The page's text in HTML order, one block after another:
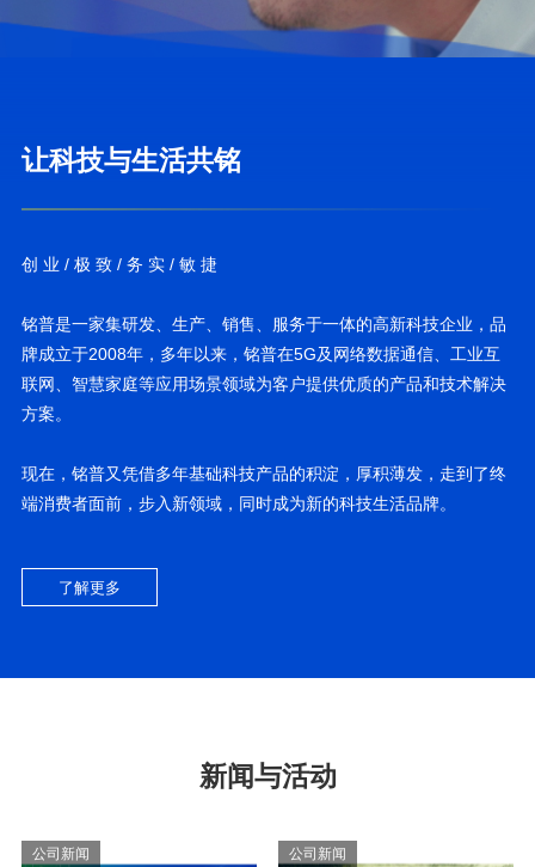
让科技与生活共铭
创 业 / 极 致 / 务 实 / 敏 捷
方案。
端消费者面前，步入新领域，同时成为新的科技生活品牌。
了解更多
新闻与活动
公司新闻 公司新闻